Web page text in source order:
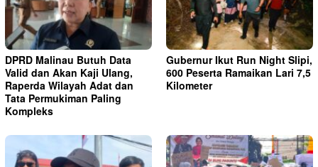
DPRD Malinau Butuh Data
Valid dan Akan Kaji Ulang,
Raperda Wilayah Adat dan
Tata Permukiman Paling
Kompleks
Gubernur Ikut Run Night Slipi,
600 Peserta Ramaikan Lari 7,5
Kilometer